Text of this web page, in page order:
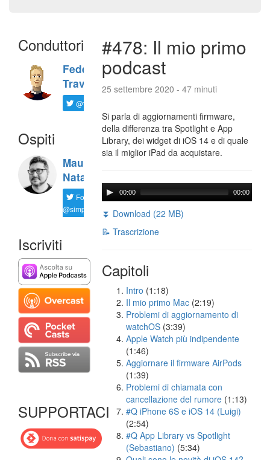
Conduttori
Federico
Travaini
@ftrava
Ospiti
Maurizio
Natali
Follow
@simplemal
Iscriviti
SUPPORTACI
#478: Il mio primo
podcast
25 settembre 2020 - 47 minuti
Si parla di aggiornamenti firmware,
della differenza tra Spotlight e App
Library, dei widget di iOS 14 e di quale
sia il miglior iPad da acquistare.
00:00 00:00
⏬ Download (22 MB)
📝 Trascrizione
Capitoli
Intro (1:18)
Il mio primo Mac (2:19)
Problemi di aggiornamento di
watchOS (3:39)
Apple Watch più indipendente
(1:46)
Aggiornare il firmware AirPods
(1:39)
Problemi di chiamata con
cancellazione del rumore (1:13)
#Q iPhone 6S e iOS 14 (Luigi)
(2:54)
#Q App Library vs Spotlight
(Sebastiano) (5:34)